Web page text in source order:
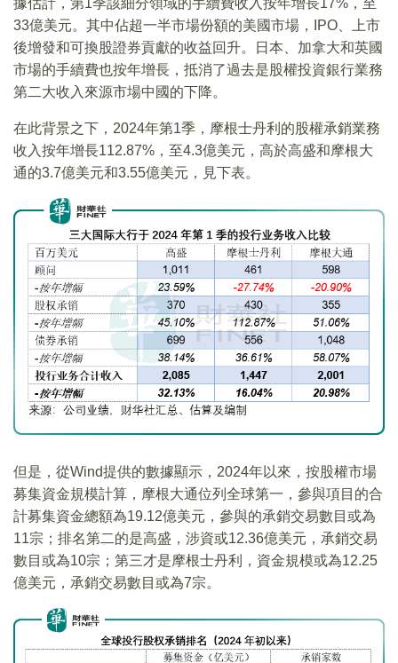
33億美元。其中佔超一半市場份額的美國市場，IPO、上市
後增發和可換股證券貢獻的收益回升。日本、加拿大和英國
市場的手續費也按年增長，抵消了過去是股權投資銀行業務
第二大收入來源市場中國的下降。
在此背景之下，2024年第1季，摩根士丹利的股權承銷業務
收入按年增長112.87%，至4.3億美元，高於高盛和摩根大
通的3.7億美元和3.55億美元，見下表。
但是，從Wind提供的數據顯示，2024年以來，按股權市場
募集資金規模計算，摩根大通位列全球第一，參與項目的合
計募集資金總額為19.12億美元，參與的承銷交易數目或為
11宗；排名第二的是高盛，涉資或12.36億美元，承銷交易
數目或為10宗；第三才是摩根士丹利，資金規模或為12.25
億美元，承銷交易數目或為7宗。